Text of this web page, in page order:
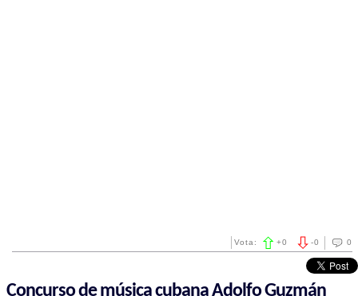
0
-0
Vota: +0
Concurso de música cubana Adolfo Guzmán